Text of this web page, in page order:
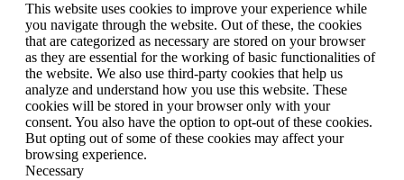
This website uses cookies to improve your experience while
you navigate through the website. Out of these, the cookies
that are categorized as necessary are stored on your browser
as they are essential for the working of basic functionalities of
the website. We also use third-party cookies that help us
analyze and understand how you use this website. These
cookies will be stored in your browser only with your
consent. You also have the option to opt-out of these cookies.
But opting out of some of these cookies may affect your
browsing experience.
Necessary